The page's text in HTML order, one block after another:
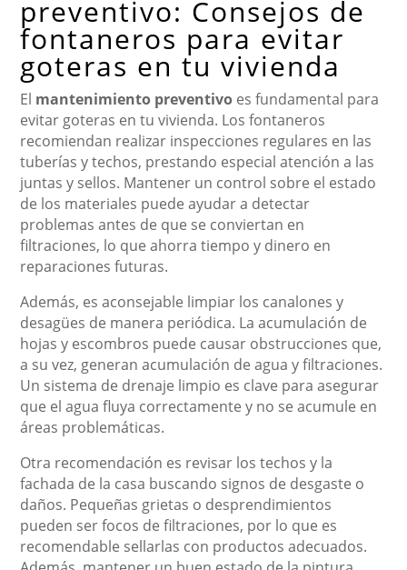
preventivo: Consejos de
fontaneros para evitar
goteras en tu vivienda
El mantenimiento preventivo es fundamental para
evitar goteras en tu vivienda. Los fontaneros
recomiendan realizar inspecciones regulares en las
tuberías y techos, prestando especial atención a las
juntas y sellos. Mantener un control sobre el estado
de los materiales puede ayudar a detectar
problemas antes de que se conviertan en
filtraciones, lo que ahorra tiempo y dinero en
reparaciones futuras.
Además, es aconsejable limpiar los canalones y
desagües de manera periódica. La acumulación de
hojas y escombros puede causar obstrucciones que,
a su vez, generan acumulación de agua y filtraciones.
Un sistema de drenaje limpio es clave para asegurar
que el agua fluya correctamente y no se acumule en
áreas problemáticas.
Otra recomendación es revisar los techos y la
fachada de la casa buscando signos de desgaste o
daños. Pequeñas grietas o desprendimientos
pueden ser focos de filtraciones, por lo que es
recomendable sellarlas con productos adecuados.